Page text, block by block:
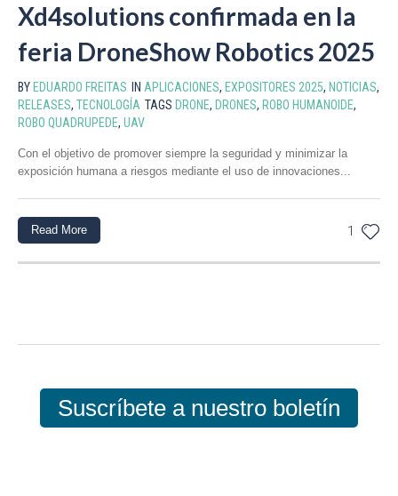
Xd4solutions confirmada en la
feria DroneShow Robotics 2025
BY EDUARDO FREITAS IN APLICACIONES, EXPOSITORES 2025, NOTICIAS,
RELEASES, TECNOLOGÍA TAGS DRONE, DRONES, ROBO HUMANOIDE,
ROBO QUADRUPEDE, UAV
Con el objetivo de promover siempre la seguridad y minimizar la
exposición humana a riesgos mediante el uso de innovaciones...
1
Read More
Suscríbete a nuestro boletín